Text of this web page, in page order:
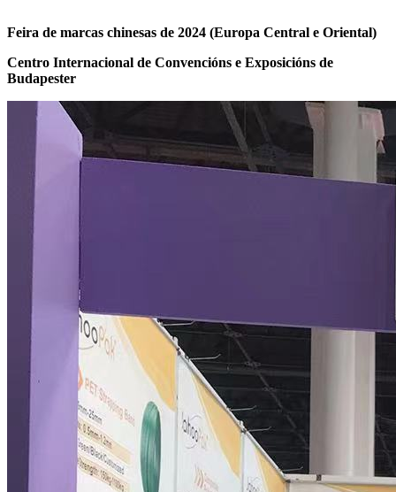
Feira de marcas chinesas de 2024 (Europa Central e Oriental)
Centro Internacional de Convencións e Exposicións de
Budapester